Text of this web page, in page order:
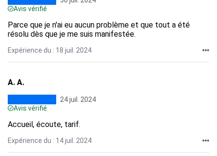
Avis vérifié
Parce que je n'ai eu aucun problème et que tout a été
résolu dès que je me suis manifestée.
Expérience du : 18 juil. 2024
A. A.
24 juil. 2024
Avis vérifié
Accueil, écoute, tarif.
Expérience du : 14 juil. 2024